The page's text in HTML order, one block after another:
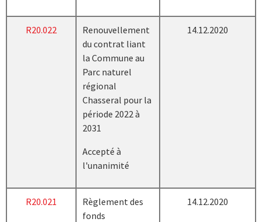
R20.022
Renouvellement
du contrat liant
la Commune au
Parc naturel
régional
Chasseral pour la
période 2022 à
2031
Accepté à
l'unanimité
14.12.2020
R20.021
Règlement des
fonds
14.12.2020